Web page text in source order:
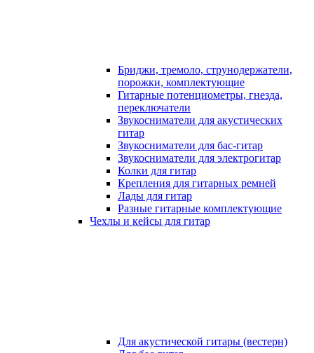
Бриджи, тремоло, струнодержатели,
порожки, комплектующие
Гитарные потенциометры, гнезда,
переключатели
Звукосниматели для акустических
гитар
Звукосниматели для бас-гитар
Звукосниматели для электрогитар
Колки для гитар
Крепления для гитарных ремней
Лады для гитар
Разные гитарные комплектующие
Чехлы и кейсы для гитар
Для акустической гитары (вестерн)